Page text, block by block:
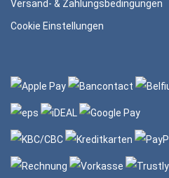
Versand- & Zahlungsbedingungen
Cookie Einstellungen